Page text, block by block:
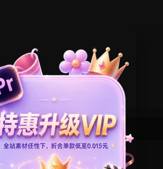
， 版权说明点此了解！